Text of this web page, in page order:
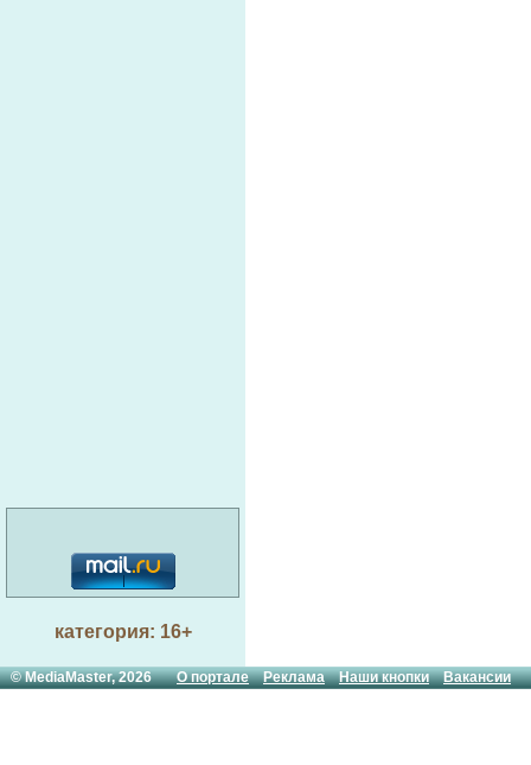
категория: 16+
© MediaMaster, 2026О портале Реклама Наши кнопки Вакансии